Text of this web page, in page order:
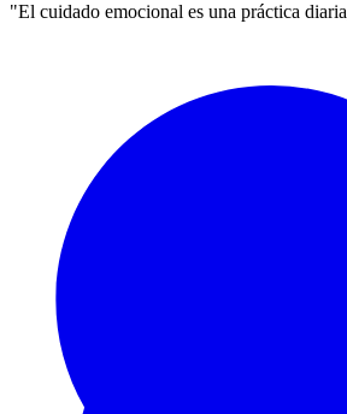
"El cuidado emocional es una práctica